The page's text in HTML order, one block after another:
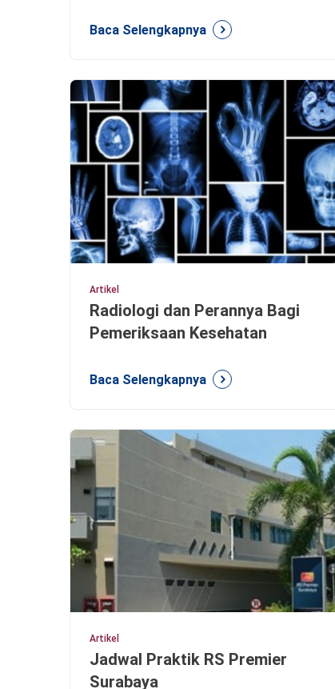
Baca Selengkapnya
Artikel
Radiologi dan Perannya Bagi
Pemeriksaan Kesehatan
Baca Selengkapnya
Artikel
Jadwal Praktik RS Premier
Surabaya